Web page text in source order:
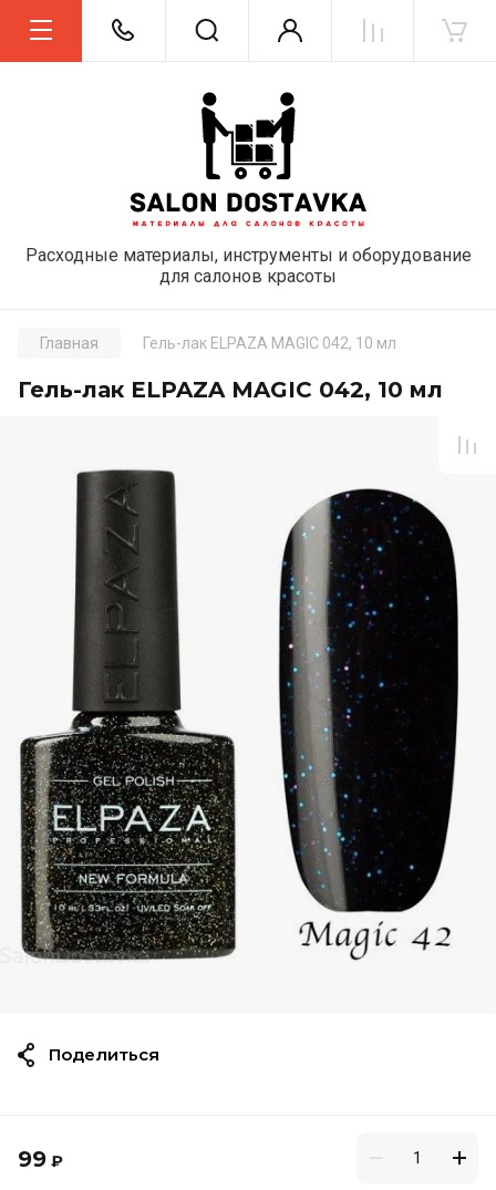
Расходные материалы, инструменты и оборудование
для салонов красоты
Главная Гель-лак ELPAZA MAGIC 042, 10 мл
Гель-лак ELPAZA MAGIC 042, 10 мл
99 ₽
Поделиться